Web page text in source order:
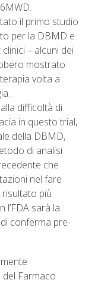
il primo studio
per la DBMD e
– alcuni dei
mostrato
volta a
difficoltà di
in questo trial,
della DBMD,
di analisi
che
nel fare
più
sarà la
conferma pre-
Farmaco